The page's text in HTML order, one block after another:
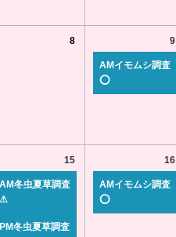
8 9
AMイモムシ調査
⭕
15
AM冬虫夏草調査
⚠
PM冬虫夏草調査
16
AMイモムシ調査
⭕